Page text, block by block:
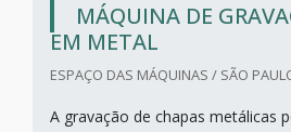
MÁQUINA DE
EM METAL
ESPAÇO DAS MÁQUINAS / SÃO
A gravação de chapas metálicas